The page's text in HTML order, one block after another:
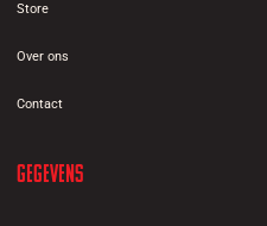
Store
Over ons
Contact
Gegevens